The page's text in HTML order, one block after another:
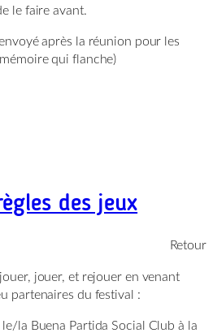
le faire avant.
après la réunion pour les
qui flanche)
des jeux
Retour
jouer, et rejouer en venant
partenaires du festival :
le/la Buena Partida Social Club à la